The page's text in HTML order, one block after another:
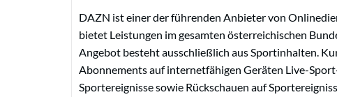
DAZN ist einer der führenden Anbieter von
bietet Leistungen im gesamten österreichischen
Angebot besteht ausschließlich aus Sportinhalten.
Abonnements auf internetfähigen Geräten Live-
Sportereignisse sowie Rückschauen auf